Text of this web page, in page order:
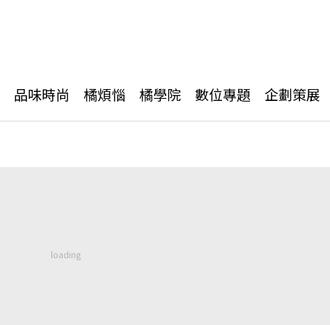
品味時尚 橘煩惱 橘學院 數位專題 企劃策展